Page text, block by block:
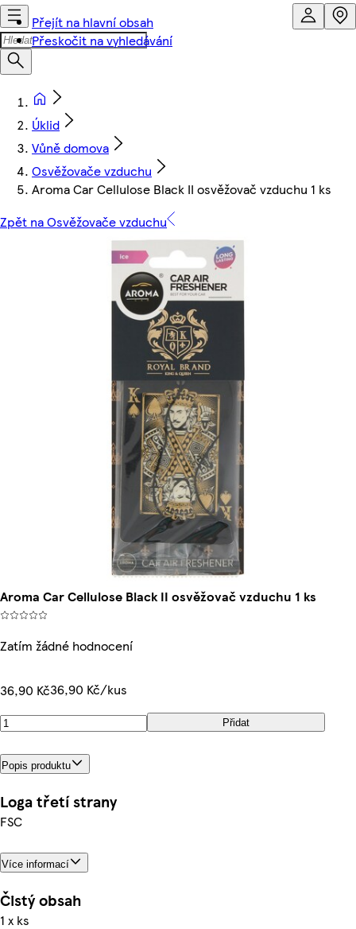
Přejít na hlavní obsah
Přeskočit na vyhledávání
Úklid
Vůně domova
Osvěžovače vzduchu
Aroma Car Cellulose Black II osvěžovač vzduchu 1 ks
Zpět na Osvěžovače vzduchu
Aroma Car Cellulose Black II osvěžovač vzduchu 1 ks
Zatím žádné hodnocení
36,90 Kč36,90 Kč/kus
Přidat
Popis produktu
Loga třetí strany
FSC
Více informací
Čistý obsah
1 x ks